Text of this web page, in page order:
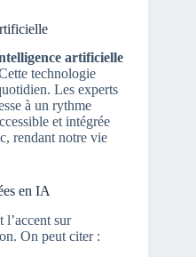
artificielle
technologie
Les experts
à un rythme
et intégrée
rendant notre vie
en IA
l’accent sur
On peut citer :